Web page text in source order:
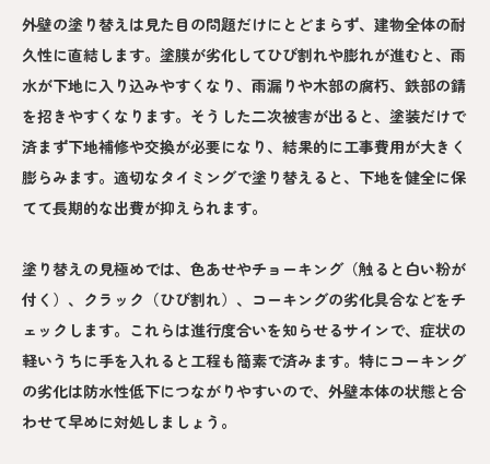
外壁の塗り替えは見た目の問題だけにとどまらず、建物全体の耐
久性に直結します。塗膜が劣化してひび割れや膨れが進むと、雨
水が下地に入り込みやすくなり、雨漏りや木部の腐朽、鉄部の錆
を招きやすくなります。そうした二次被害が出ると、塗装だけで
済まず下地補修や交換が必要になり、結果的に工事費用が大きく
膨らみます。適切なタイミングで塗り替えると、下地を健全に保
てて長期的な出費が抑えられます。
塗り替えの見極めでは、色あせやチョーキング（触ると白い粉が
付く）、クラック（ひび割れ）、コーキングの劣化具合などをチ
ェックします。これらは進行度合いを知らせるサインで、症状の
軽いうちに手を入れると工程も簡素で済みます。特にコーキング
の劣化は防水性低下につながりやすいので、外壁本体の状態と合
わせて早めに対処しましょう。